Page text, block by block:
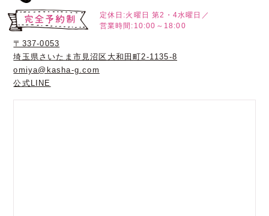
定休日:火曜日 第2・4水曜日／
営業時間:10:00～18:00
〒337-0053
埼玉県さいたま市見沼区大和田町2-1135-8
omiya@kasha-g.com
公式LINE